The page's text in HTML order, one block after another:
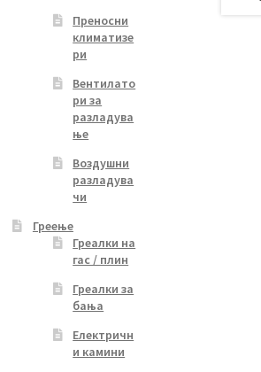
Преносни
климатизе
ри
Вентилато
ри за
разладува
ње
Воздушни
разладува
чи
Греење
Греалки на
гас / плин
Греалки за
бања
Електричн
и камини